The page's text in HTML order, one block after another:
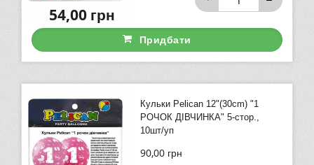
54,00грн
Придбати
Кульки Pelican 12"(30сm) "1
РОЧОК ДІВЧИНКА" 5-стор.,
10шт/уп
90,00 грн